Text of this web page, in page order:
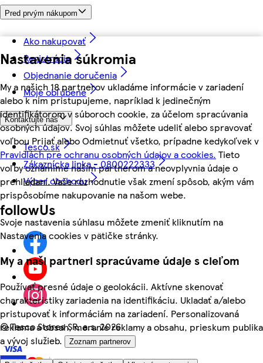
Nastavenia súkromia
My a našich 18 partnerov ukladáme informácie v zariadení
alebo k nim pristupujeme, napríklad k jedinečným
identifikátorom v súboroch cookie, za účelom spracúvania
osobných údajov. Svoj súhlas môžete udeliť alebo spravovať
voľbou Prijať alebo Odmietnuť všetko, prípadne kedykoľvek v
Pravidlách pre ochranu osobných údajov a cookies. Tieto
voľby oznámime našim partnerom a neovplyvnia údaje o
prehliadaní. Vaše rozhodnutie však zmení spôsob, akým vám
prispôsobíme nakupovanie na našom webe.
Svoje nastavenia súhlasu môžete zmeniť kliknutím na
Nastavenia cookies v pätičke stránky.
My a naši partneri spracúvame údaje s cieľom
Používať presné údaje o geolokácii. Aktívne skenovať
charakteristiky zariadenia na identifikáciu. Ukladať a/alebo
pristupovať k informáciám na zariadení. Personalizovaná
reklama a obsah, meranie reklamy a obsahu, prieskum publika
a vývoj služieb.
Zoznam partnerov
Pred prvým nákupom
Ako nakupovať
Registrácia
Objednanie doručenia
Moje obľúbené
Kontaktujte nás
Tesco.sk
Zákaznícka linka - 0800222333
Výber obchodu
followUs
©Tesco Stores SR, a.s. 2026